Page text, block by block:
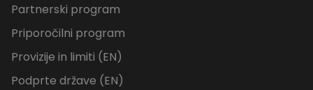
Partnerski program
Priporočilni program
Provizije in limiti (EN)
Podprte države (EN)